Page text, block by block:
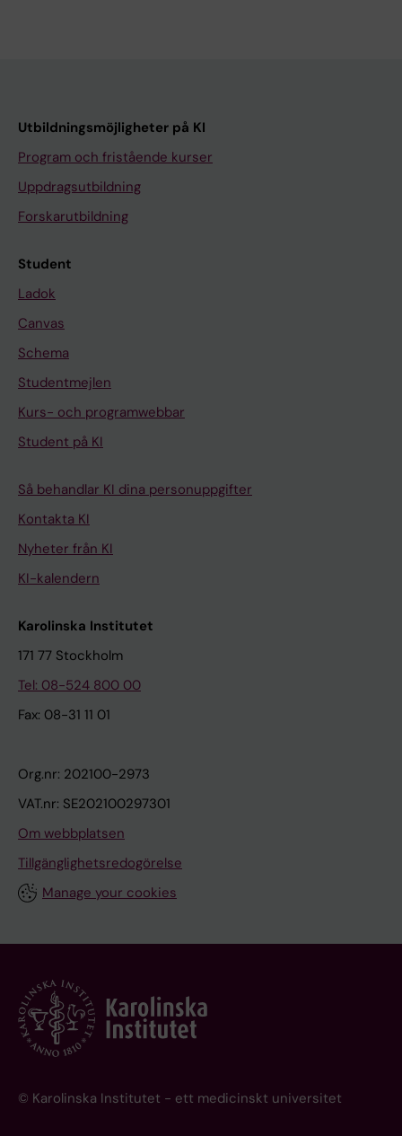
Utbildningsmöjligheter på KI
Program och fristående kurser
Uppdragsutbildning
Forskarutbildning
Student
Ladok
Canvas
Schema
Studentmejlen
Kurs- och programwebbar
Student på KI
Så behandlar KI dina personuppgifter
Kontakta KI
Nyheter från KI
KI-kalendern
Karolinska Institutet
171 77 Stockholm
Tel: 08-524 800 00
Fax: 08-31 11 01
Org.nr: 202100-2973
VAT.nr: SE202100297301
Om webbplatsen
Tillgänglighetsredogörelse
Manage your cookies
© Karolinska Institutet - ett medicinskt universitet